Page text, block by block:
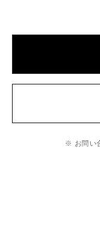
※ お問い